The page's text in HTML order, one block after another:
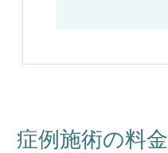
症例施術の料金